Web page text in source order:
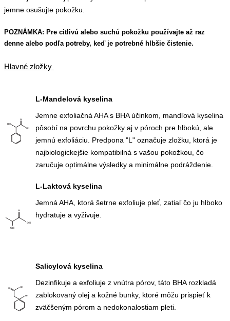
jemne osušujte pokožku.
POZNÁMKA: Pre citlivú alebo suchú pokožku používajte až raz
denne alebo podľa potreby, keď je potrebné hlbšie čistenie.
Hlavné zložky
L-Mandelová kyselina
Jemne exfoliačná AHA s BHA účinkom, mandľová kyselina
pôsobí na povrchu pokožky aj v póroch pre hlbokú, ale
jemnú exfoliáciu. Predpona "L" označuje zložku, ktorá je
najbiologickejšie kompatibilná s vašou pokožkou, čo
zaručuje optimálne výsledky a minimálne podráždenie.
L-Laktová kyselina
Jemná AHA, ktorá šetrne exfoliuje pleť, zatiaľ čo ju hlboko
hydratuje a vyživuje.
Salicylová kyselina
Dezinfikuje a exfoliuje z vnútra pórov, táto BHA rozkladá
zablokovaný olej a kožné bunky, ktoré môžu prispieť k
zväčšeným pórom a nedokonalostiam pleti.